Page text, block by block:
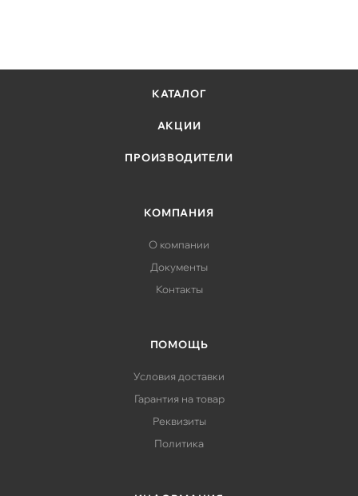
КАТАЛОГ
АКЦИИ
ПРОИЗВОДИТЕЛИ
КОМПАНИЯ
О компании
Документы
Контакты
ПОМОЩЬ
Условия доставки
Гарантия на товар
Реквизиты
Политика